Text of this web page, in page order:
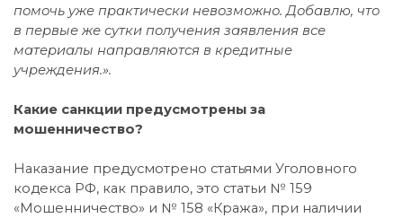
помочь уже практически невозможно. Добавлю, что
в первые же сутки получения заявления все
материалы направляются в кредитные
учреждения.».
Какие санкции предусмотрены за
мошенничество?
Наказание предусмотрено статьями Уголовного
кодекса РФ, как правило, это статьи № 159
«Мошенничество» и № 158 «Кража», при наличии